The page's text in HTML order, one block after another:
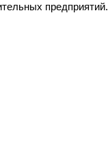
предприятий.